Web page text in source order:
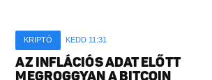
KRIPTÓ KEDD 11:31
AZ INFLÁCIÓS ADAT ELŐTT
MEGROGGYAN A BITCOIN